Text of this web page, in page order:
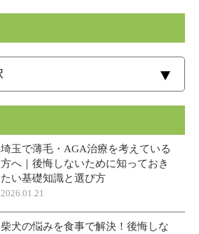
埼玉で薄毛・AGA治療を考えている
方へ｜後悔しないために知っておき
たい基礎知識と選び方
2026.01.21
柴犬の悩みを食事で解決！後悔しな